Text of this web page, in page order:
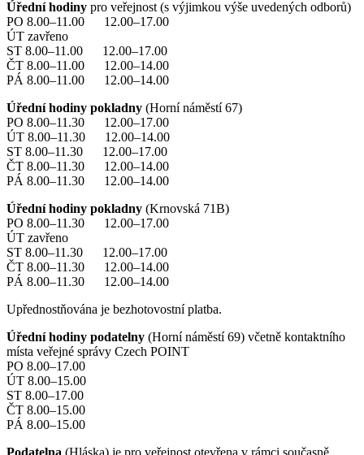
Úřední hodiny pro veřejnost (s výjimkou výše uvedených odborů)
PO 8.00–11.00 12.00–17.00
ÚT zavřeno
ST 8.00–11.00 12.00–17.00
ČT 8.00–11.00 12.00–14.00
PÁ 8.00–11.00 12.00–14.00
Úřední hodiny pokladny (Horní náměstí 67)
PO 8.00–11.30 12.00–17.00
ÚT 8.00–11.30 12.00–14.00
ST 8.00–11.30 12.00–17.00
ČT 8.00–11.30 12.00–14.00
PÁ 8.00–11.30 12.00–14.00
Úřední hodiny pokladny (Krnovská 71B)
PO 8.00–11.30 12.00–17.00
ÚT zavřeno
ST 8.00–11.30 12.00–17.00
ČT 8.00–11.30 12.00–14.00
PÁ 8.00–11.30 12.00–14.00
Upřednostňována je bezhotovostní platba.
Úřední hodiny podatelny (Horní náměstí 69) včetně kontaktního
místa veřejné správy Czech POINT
PO 8.00–17.00
ÚT 8.00–15.00
ST 8.00–17.00
ČT 8.00–15.00
PÁ 8.00–15.00
Podatelna (Hláska) je pro veřejnost otevřena v rámci současně